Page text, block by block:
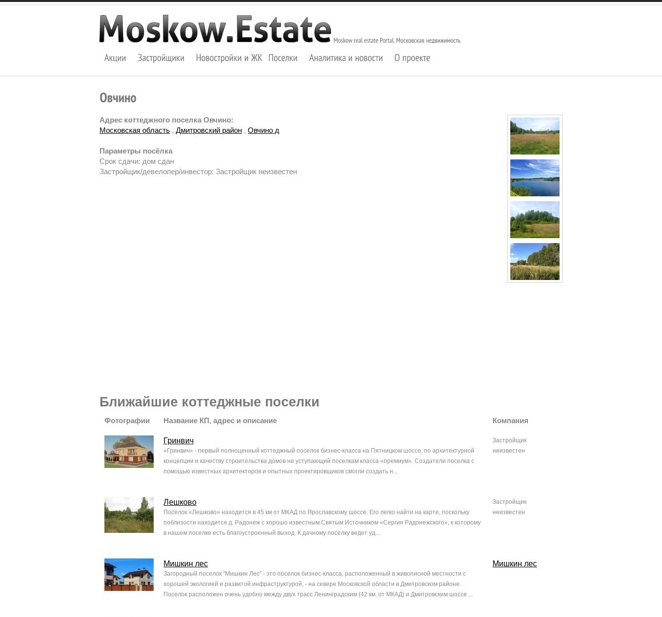
Адрес коттеджного поселка Овчино:
Московская область , Дмитровский район , Овчино д
Параметры посёлка
Срок сдачи: дом сдан
Застройщик/девелопер/инвестор: Застройщик неизвестен
Ближайшие коттеджные поселки
Фотографии Название КП, адрес и описание Компания
Гринвич
«Гринвич» - первый полноценный коттеджный поселок бизнес-класса на Пятницком шоссе, по архитектурной
концепции и качеству строительства домов не уступающий поселкам класса «премиум». Создатели поселка с
помощью известных архитекторов и опытных проектировщиков смогли создать н...
Застройщик
неизвестен
Лешково
Поселок «Лешково» находится в 45 км от МКАД по Ярославскому шоссе. Его легко найти на карте, поскольку
поблизости находится д. Радонеж с хорошо известным Святым Источником «Сергия Радонежского», к которому
в нашем поселке есть благоустроенный выход. К дачному поселку ведет уд...
Застройщик
неизвестен
Мишкин лес
Загородный поселок "Мишкин Лес" - это поселок бизнес-класса, расположенный в живописной местности с
хорошей экологией и развитой инфраструктурой, - на севере Московской области в Дмитровском районе.
Поселок расположен очень удобно между двух трасс Ленинградским (42 км. от МКАД) и Дмитровским шоссе ...
Мишкин лес